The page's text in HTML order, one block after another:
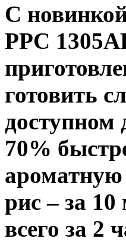
С
PPC
готовить
доступном
70%
ароматную
рис – за
всего за 2